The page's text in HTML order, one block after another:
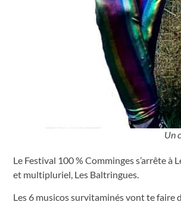
Un
Le Festival 100 % Comminges s’arrête
et multipluriel, Les Baltringues.
Les 6 musicos survitaminés vont te faire